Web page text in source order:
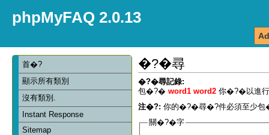
phpMyFAQ 2.0.13
首�?
顯示所有類別
沒有類別.
Instant Response
Sitemap
�?�尋
�?�尋記錄:
包�?� word1 word2 你�?�以進
注�?: 你的�?�尋�?件必須至少
關�?�字